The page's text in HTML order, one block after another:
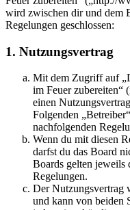
wird zwischen dir und dem
Regelungen geschlossen:
1. Nutzungsvertrag
Mit dem Zugriff auf
im Feuer zubereiten“
einen
Folgenden
nachfolgenden
Wenn du mit diesen
darfst du das Board
Boards gelten jeweils
Regelungen.
Der Nutzungsvertrag
und kann von beiden